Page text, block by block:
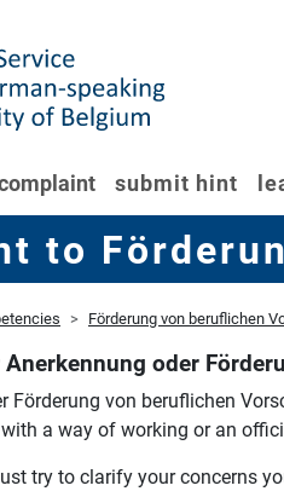
submit hint
to
Förderung von beruflichen
oder
Förderung von beruflichen
a way of working or an
try to clarify your concerns